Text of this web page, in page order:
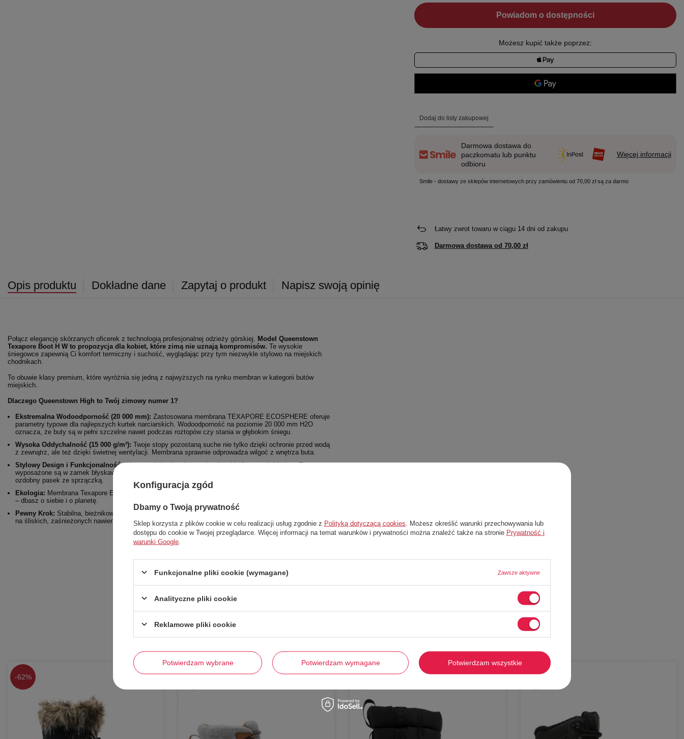
Powiadom o dostępności
Możesz kupić także poprzez:
Dodaj do listy zakupowej
Darmowa dostawa do
paczkomatu lub punktu
odbioru
Więcej informacji
Smile - dostawy ze sklepów internetowych przy zamówieniu od 70,00 zł są za darmo
Łatwy zwrot towaru w ciągu 14dni od zakupu
Darmowa dostawa od 70,00 zł
Opis produktu Dokładne dane Zapytaj o produkt Napisz swoją opinię
Połącz elegancję skórzanych oficerek z technologią profesjonalnej odzieży górskiej. Model Queenstown
Texapore Boot H W to propozycja dla kobiet, które zimą nie uznają kompromisów. Te wysokie
śniegowce zapewnią Ci komfort termiczny i suchość, wyglądając przy tym niezwykle stylowo na miejskich
chodnikach.
To obuwie klasy premium, które wyróżnia się jedną z najwyższych na rynku membran w kategorii butów
miejskich.
Dlaczego Queenstown High to Twój zimowy numer 1?
Ekstremalna Wodoodporność (20 000 mm): Zastosowana membrana TEXAPORE ECOSPHERE oferuje
parametry typowe dla najlepszych kurtek narciarskich. Wodoodporność na poziomie 20 000 mm H2O
oznacza, że buty są w pełni szczelne nawet podczas roztopów czy stania w głębokim śniegu.
Wysoka Oddychalność (15 000 g/m²): Twoje stopy pozostaną suche nie tylko dzięki ochronie przed wodą
z zewnątrz, ale też dzięki świetnej wentylacji. Membrana sprawnie odprowadza wilgoć z wnętrza buta.
Stylowy Design i Funkcjonalność:Wyższa cholewka skutecznie chroni łydkę przed chłodem. Buty
wyposażone są w zamek błyskawiczny na całej długości, co ułatwia ich zakładanie. Elegancji dodaje
ozdobny pasek ze sprzączką.
Ekologia: Membrana Texapore Ecosphere jest w 100% wykonana z materiałów pochodzących z recyklingu
– dbasz o siebie i o planetę.
Pewny Krok: Stabilna, bieżnikowana podeszwa została zaprojektowana tak, aby zapewnić przyczepność
na śliskich, zaśnieżonych nawierzchniach.
Stwórz zestaw i dodaj do zamówienia
-62% -62% -62% -49%
Konfiguracja zgód
Dbamy o Twoją prywatność
Sklep korzysta z plików cookie w celu realizacji usług zgodnie z Polityką dotyczącą cookies . Możesz określić warunki przechowywania lub
dostępu do cookie w Twojej przeglądarce. Więcej informacji na temat warunków i prywatności można znaleźć także na stronie Prywatność i
warunki Google
Funkcjonalne pliki cookie (wymagane) Zawsze aktywne
Analityczne pliki cookie
Reklamowe pliki cookie
Potwierdzam wybrane Potwierdzam wymagane Potwierdzam wszystkie